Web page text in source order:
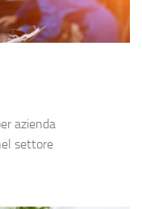
azienda
settore